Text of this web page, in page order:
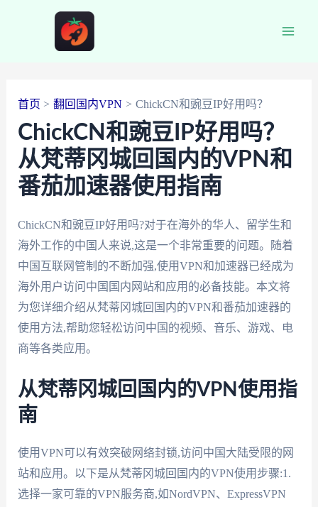
首页 翻回国内VPN ChickCN和豌豆IP好用吗？
ChickCN和豌豆IP好用吗？
从梵蒂冈城回国内的VPN和
番茄加速器使用指南
ChickCN和豌豆IP好用吗?对于在海外的华人、留学生和
海外工作的中国人来说,这是一个非常重要的问题。随着
中国互联网管制的不断加强,使用VPN和加速器已经成为
海外用户访问中国国内网站和应用的必备技能。本文将
为您详细介绍从梵蒂冈城回国内的VPN和番茄加速器的
使用方法,帮助您轻松访问中国的视频、音乐、游戏、电
商等各类应用。
从梵蒂冈城回国内的VPN使用指
南
使用VPN可以有效突破网络封锁,访问中国大陆受限的网
站和应用。以下是从梵蒂冈城回国内的VPN使用步骤:1.
选择一家可靠的VPN服务商,如NordVPN、ExpressVPN